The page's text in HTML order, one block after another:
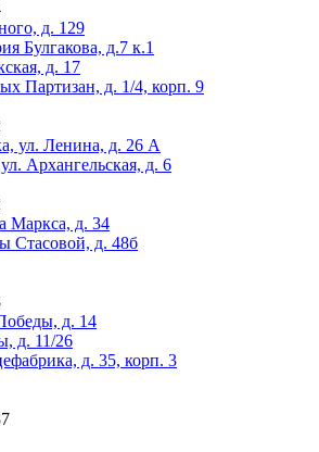
д. 129
Булгакова, д.7 к.1
д. 17
Партизан, д. 1/4, корп. 9
ул. Ленина, д. 26 А
Архангельская, д. 6
Маркса, д. 34
Стасовой, д. 48б
д. 14
д. 11/26
д. 35, корп. 3